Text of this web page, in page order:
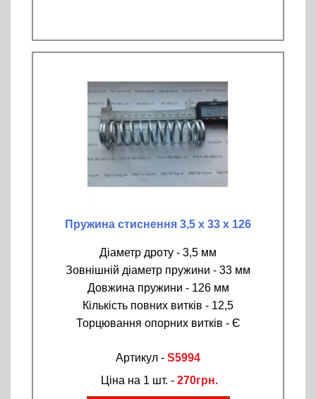
Пружина стиснення 3,5 х 33 х 126
Діаметр дроту - 3,5 мм
Зовнішній діаметр пружини - 33 мм
Довжина пружини - 126 мм
Кількість повних витків - 12,5
Торцювання опорних витків - Є
Артикул - S5994
Ціна на 1 шт. - 270грн.